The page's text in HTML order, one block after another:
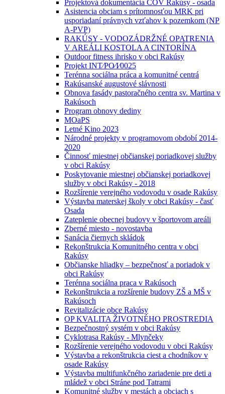
Projektová dokumentácia ČOV Rakúsy - osada
Asistencia obciam s prítomnosťou MRK pri
usporiadaní právnych vzťahov k pozemkom (NP
A-PVP)
RAKÚSY - VODOZÁDRŽNÉ OPATRENIA
V AREÁLI KOSTOLA A CINTORÍNA
Outdoor fitness ihrisko v obci Rakúsy
Projekt INT⁄PO⁄I⁄0025
Terénna sociálna práca a komunitné centrá
Rakúsanské augustové slávnosti
Obnova fasády pastoračného centra sv. Martina v
Rakúsoch
Program obnovy dediny
MOaPS
Letné Kino 2023
Národné projekty v programovom období 2014-
2020
Činnosť miestnej občianskej poriadkovej služby
v obci Rakúsy
Poskytovanie miestnej občianskej poriadkovej
služby v obci Rakúsy - 2018
Rozšírenie verejného vodovodu v osade Rakúsy
Výstavba materskej školy v obci Rakúsy - časť
Osada
Zateplenie obecnej budovy v športovom areáli
Zberné miesto - novostavba
Sanácia čiernych skládok
Rekonštrukcia Komunitného centra v obci
Rakúsy
Občianske hliadky – bezpečnosť a poriadok v
obci Rakúsy
Terénna sociálna praca v Rakúsoch
Rekonštrukcia a rozšírenie budovy ZŠ a MŠ v
Rakúsoch
Revitalizácie obce Rakúsy
OP KVALITA ŽIVOTNÉHO PROSTREDIA
Bezpečnostný systém v obci Rakúsy
Cyklotrasa Rakúsy - Mlynčeky
Rozšírenie verejného vodovodu v obci Rakúsy
Výstavba a rekonštrukcia ciest a chodníkov v
osade Rakúsy
Výstavba multifunkčného zariadenie pre deti a
mládež v obci Stráne pod Tatrami
Komunitné služby v mestách a obciach s